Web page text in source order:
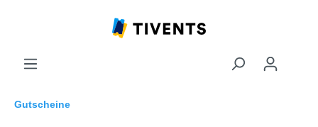
Gutscheine